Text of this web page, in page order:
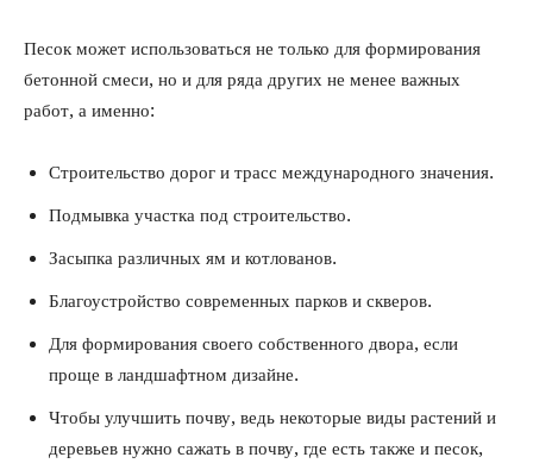
Песок может использоваться не только для формирования
бетонной смеси, но и для ряда других не менее важных
работ, а именно:
Строительство дорог и трасс международного значения.
Подмывка участка под строительство.
Засыпка различных ям и котлованов.
Благоустройство современных парков и скверов.
Для формирования своего собственного двора, если
проще в ландшафтном дизайне.
Чтобы улучшить почву, ведь некоторые виды растений и
деревьев нужно сажать в почву, где есть также и песок,